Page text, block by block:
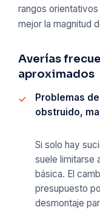
rangos
mejor la magnitud
Averías
aproximados
Problemas
obstruido,
Si solo hay
suele limitarse
básica. El
presupuesto
desmontaje